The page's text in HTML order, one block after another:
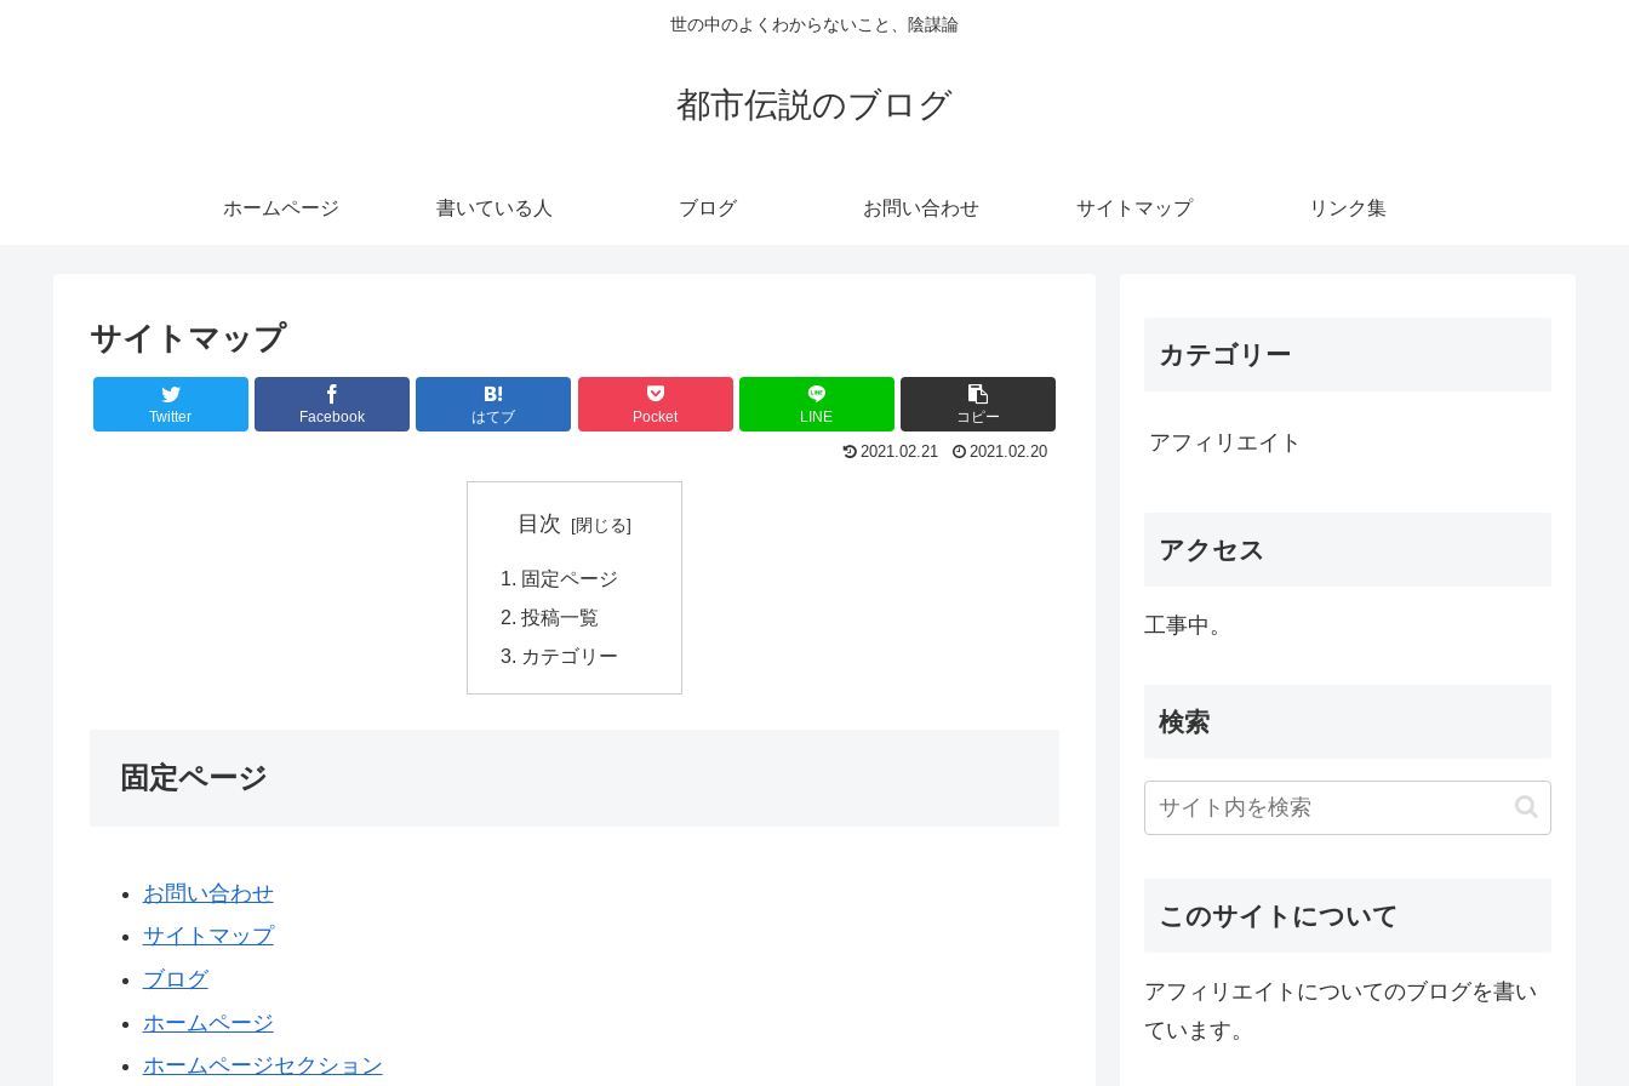
世の中のよくわからないこと、陰謀論
都市伝説のブログ
ホームページ 書いている人 ブログ お問い合わせ サイトマップ リンク集
サイトマップ
Twitter Facebook はてブ Pocket LINE コピー
2021.02.21 2021.02.20
目次
固定ページ
投稿一覧
カテゴリー
固定ページ
お問い合わせ
サイトマップ
ブログ
ホームページ
ホームページセクション
カテゴリー
アフィリエイト
アクセス
工事中。
検索
このサイトについて
アフィリエイトについてのブログを書い
ています。